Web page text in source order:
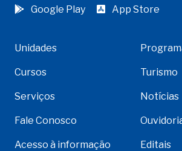
Google Play App Store
Unidades
Cursos Turismo
Serviços Notícias
Fale Conosco
Acesso à informação Editais